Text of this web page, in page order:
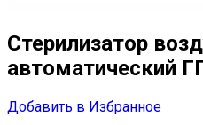
Стерилизатор
автоматический
Добавить в Избранное